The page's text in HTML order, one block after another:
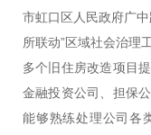
市虹口区人民政府广
所联动”区域社会治理
多个旧住房改造项目
金融投资公司、担保
能够熟练处理公司各